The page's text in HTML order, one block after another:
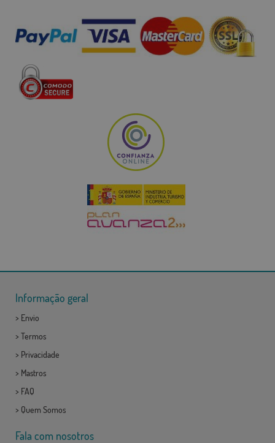
Informação geral
> Envio
> Termos
> Privacidade
> Mastros
> FAQ
> Quem Somos
Fala com nosotros